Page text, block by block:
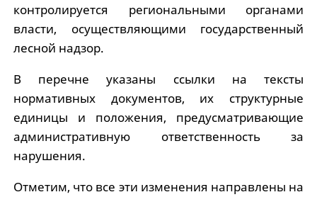
контролируется региональными органами
власти, осуществляющими государственный
лесной надзор.
В перечне указаны ссылки на тексты
нормативных документов, их структурные
единицы и положения, предусматривающие
административную ответственность за
нарушения.
​Отметим, что все эти изменения направлены на